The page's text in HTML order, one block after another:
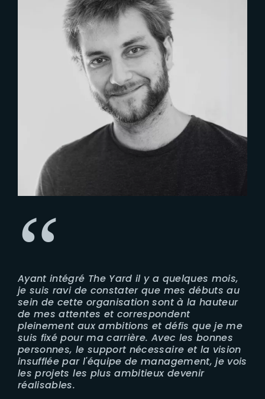
Ayant intégré The Yard il y a quelques mois,
je suis ravi de constater que mes débuts au
sein de cette organisation sont à la hauteur
de mes attentes et correspondent
pleinement aux ambitions et défis que je me
suis fixé pour ma carrière. Avec les bonnes
personnes, le support nécessaire et la vision
insufflée par l'équipe de management, je vois
les projets les plus ambitieux devenir
réalisables.